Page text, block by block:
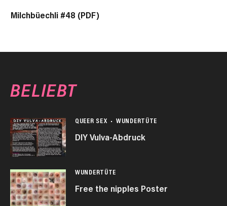
Milchbüechli #48 (PDF)
BELIEBT
QUEER SEX WUNDERTÜTE
DIY Vulva-Abdruck
WUNDERTÜTE
Free the nipples Poster